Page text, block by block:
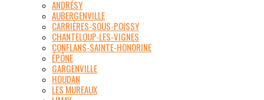
ANDRÉSY
AUBERGENVILLE
CARRIÈRES-SOUS-POISSY
CHANTELOUP-LES-VIGNES
CONFLANS-SAINTE-HONORINE
ÉPÔNE
GARGENVILLE
HOUDAN
LES MUREAUX